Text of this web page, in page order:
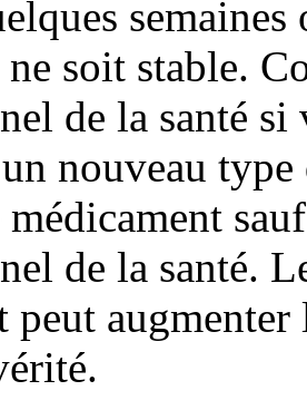
soit stable.
de la santé
nouveau
médicament
de la santé.
peut